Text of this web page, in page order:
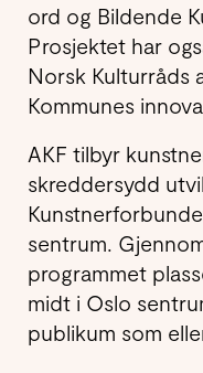
ord og Bildende
Prosjektet har
Norsk Kulturråds
Kommunes
AKF tilbyr
skreddersydd
sentrum.
programmet
midt i Oslo
publikum som